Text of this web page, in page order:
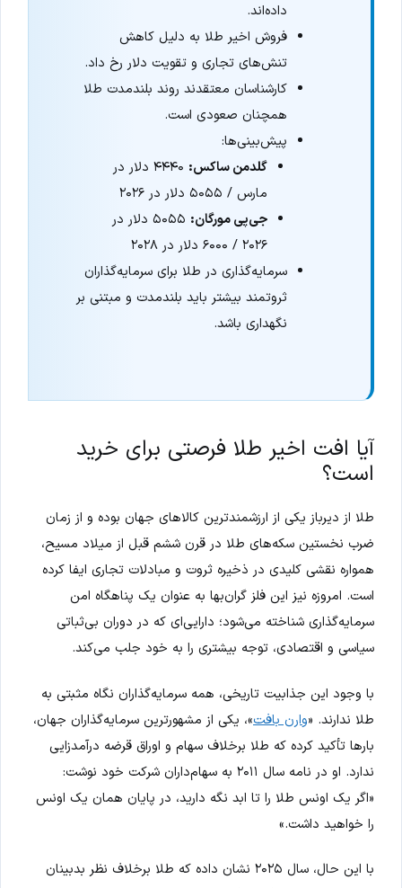
داده‌اند.
فروش اخیر طلا به دلیل کاهش
تنش‌های تجاری و تقویت دلار رخ داد.
کارشناسان معتقدند روند بلندمدت طلا
همچنان صعودی است.
پیش‌بینی‌ها:
گلدمن ساکس:
۴۴۴۰ دلار در
مارس / ۵۰۵۵ دلار در ۲۰۲۶
جی‌پی مورگان:
۵۰۵۵ دلار در
۲۰۲۶ / ۶۰۰۰ دلار در ۲۰۲۸
سرمایه‌گذاری در طلا برای سرمایه‌گذاران
ثروتمند بیشتر باید بلندمدت و مبتنی بر
نگهداری باشد.
آیا افت اخیر طلا فرصتی برای خرید
است؟
طلا از دیرباز یکی از ارزشمندترین کالاهای جهان بوده و از زمان
ضرب نخستین سکه‌های طلا در قرن ششم قبل از میلاد مسیح،
همواره نقشی کلیدی در ذخیره ثروت و مبادلات تجاری ایفا کرده
است. امروزه نیز این فلز گران‌بها به عنوان یک پناهگاه امن
سرمایه‌گذاری شناخته می‌شود؛ دارایی‌ای که در دوران بی‌ثباتی
سیاسی و اقتصادی، توجه بیشتری را به خود جلب می‌کند.
با وجود این جذابیت تاریخی، همه سرمایه‌گذاران نگاه مثبتی به
طلا ندارند. «وارن بافت»، یکی از مشهورترین سرمایه‌گذاران جهان،
بارها تأکید کرده که طلا برخلاف سهام و اوراق قرضه درآمدزایی
ندارد. او در نامه سال ۲۰۱۱ به سهام‌داران شرکت خود نوشت:
«اگر یک اونس طلا را تا ابد نگه دارید، در پایان همان یک اونس
را خواهید داشت.»
با این حال، سال ۲۰۲۵ نشان داده که طلا برخلاف نظر بدبینان